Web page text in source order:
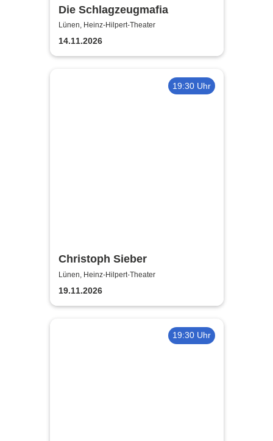
Die Schlagzeugmafia
Lünen, Heinz-Hilpert-Theater
14.11.2026
19:30 Uhr
Christoph Sieber
Lünen, Heinz-Hilpert-Theater
19.11.2026
19:30 Uhr